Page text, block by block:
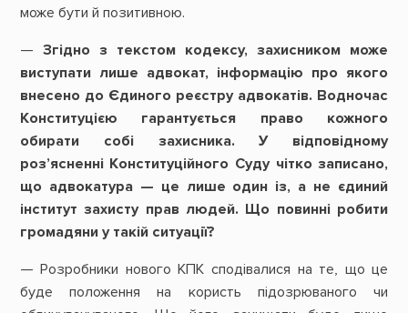
може бути й позитивною.
— Згідно з текстом кодексу, захисником може
виступати лише адвокат, інформацію про якого
внесено до Єдиного реєстру адвокатів. Водночас
Конституцією гарантується право кожного
обирати собі захисника. У відповідному
роз’ясненні Конституційного Суду чітко записано,
що адвокатура — це лише один із, а не єдиний
інститут захисту прав людей. Що повинні робити
громадяни у такій ситуації?
— Розробники нового КПК сподівалися на те, що це
буде положення на користь підозрюваного чи